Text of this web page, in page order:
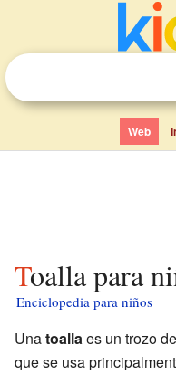
Web
Toalla para
Enciclopedia para niños
Unatoallaes un trozo de
que se usa